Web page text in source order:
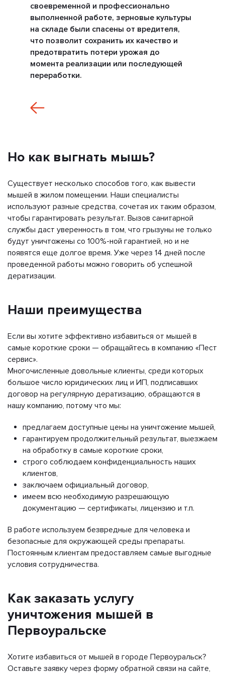
своевременной и профессионально
выполненной работе, зерновые культуры
на складе были спасены от вредителя,
что позволит сохранить их качество и
предотвратить потери урожая до
момента реализации или последующей
переработки.
Но как выгнать мышь?
Существует несколько способов того, как вывести
мышей в жилом помещении. Наши специалисты
используют разные средства, сочетая их таким образом,
чтобы гарантировать результат. Вызов санитарной
службы даст уверенность в том, что грызуны не только
будут уничтожены со 100%-ной гарантией, но и не
появятся еще долгое время. Уже через 14 дней после
проведенной работы можно говорить об успешной
дератизации.
Наши преимущества
Если вы хотите эффективно избавиться от мышей в
самые короткие сроки — обращайтесь в компанию «Пест
сервис».
Многочисленные довольные клиенты, среди которых
большое число юридических лиц и ИП, подписавших
договор на регулярную дератизацию, обращаются в
нашу компанию, потому что мы:
предлагаем доступные цены на уничтожение мышей,
гарантируем продолжительный результат, выезжаем
на обработку в самые короткие сроки,
строго соблюдаем конфиденциальность наших
клиентов,
заключаем официальный договор,
имеем всю необходимую разрешающую
документацию — сертификаты, лицензию и т.п.
В работе используем безвредные для человека и
безопасные для окружающей среды препараты.
Постоянным клиентам предоставляем самые выгодные
условия сотрудничества.
Как заказать услугу
уничтожения мышей в
Первоуральске
Хотите избавиться от мышей в городе Первоуральск?
Оставьте заявку через форму обратной связи на сайте,